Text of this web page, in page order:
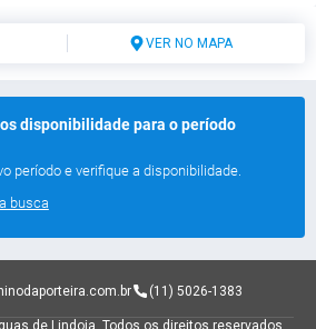
VER NO MAPA
disponibilidade para o período
período e verifique a disponibilidade.
busca
(11) 5026-1383
de Lindoia. Todos os direitos reservados.